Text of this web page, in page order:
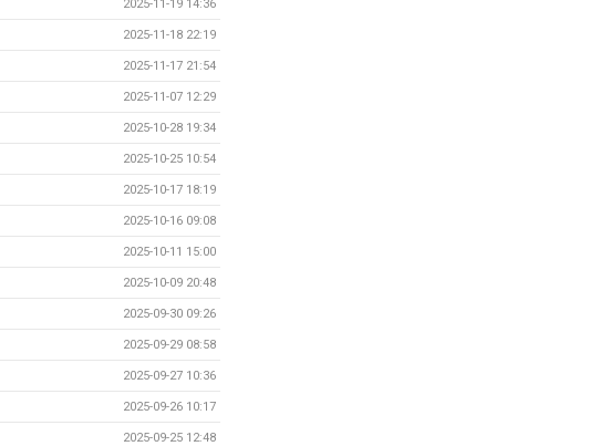
2025-11-19 14:36
2025-11-18 22:19
2025-11-17 21:54
2025-11-07 12:29
2025-10-28 19:34
2025-10-25 10:54
2025-10-17 18:19
2025-10-16 09:08
2025-10-11 15:00
2025-10-09 20:48
2025-09-30 09:26
2025-09-29 08:58
2025-09-27 10:36
2025-09-26 10:17
2025-09-25 12:48